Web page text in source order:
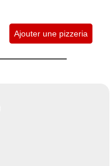
Ajouter une pizzeria